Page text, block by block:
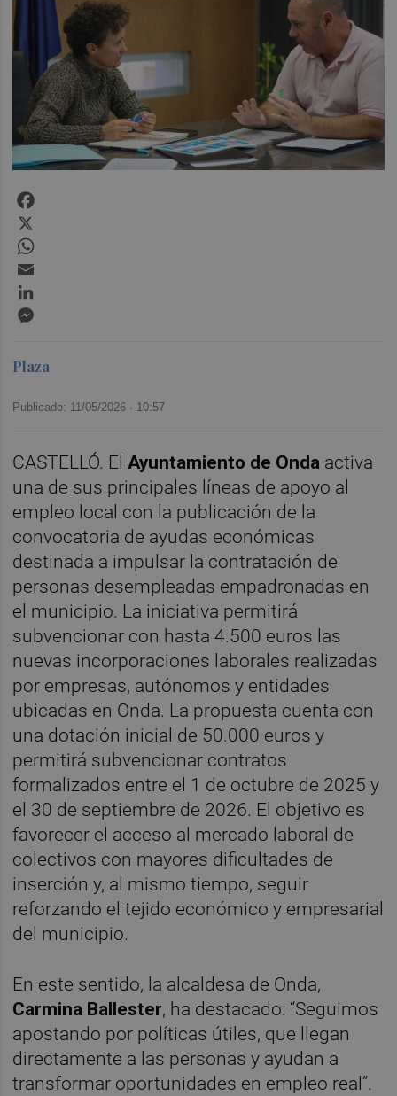
Plaza
Publicado: 11/05/2026 · 10:57
CASTELLÓ. ElAyuntamiento de Onda activa
una de sus principales líneas de apoyo al
empleo local con la publicación de la
convocatoria de ayudas económicas
destinada a impulsar la contratación de
personas desempleadas empadronadas en
el municipio. La iniciativa permitirá
subvencionar con hasta 4.500 euros las
nuevas incorporaciones laborales realizadas
por empresas, autónomos y entidades
ubicadas en Onda. La propuesta cuenta con
una dotación inicial de 50.000 euros y
permitirá subvencionar contratos
formalizados entre el 1 de octubre de 2025 y
el 30 de septiembre de 2026. El objetivo es
favorecer el acceso al mercado laboral de
colectivos con mayores dificultades de
inserción y, al mismo tiempo, seguir
reforzando el tejido económico y empresarial
del municipio.
En este sentido, la alcaldesa de Onda,
Carmina Ballester, ha destacado: “Seguimos
apostando por políticas útiles, que llegan
directamente a las personas y ayudan a
transformar oportunidades en empleo real”.